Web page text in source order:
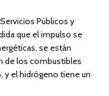
Públicos y
que el impulso se
se están
de los combustibles
y el hidrógeno tiene un